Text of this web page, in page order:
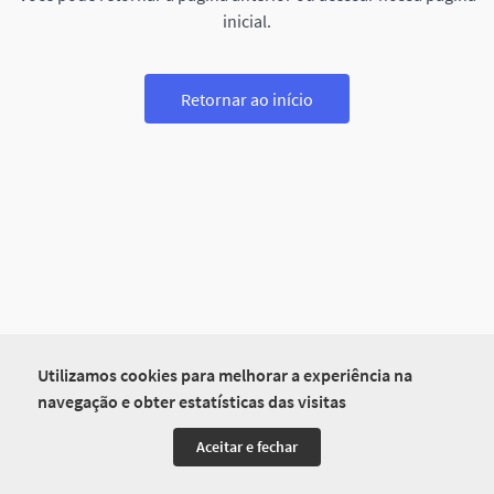
Utilizamos cookies para melhorar a experiência na
navegação e obter estatísticas das visitas
Aceitar e fechar
inicial.
Retornar ao início